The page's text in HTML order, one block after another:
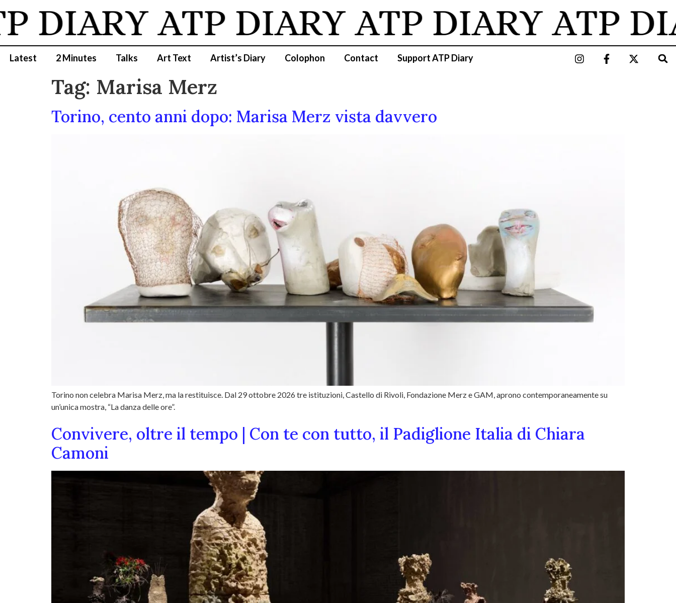
ATP DIARY ATP DIARY ATP
Latest 2 Minutes Talks Art Text Artist’s Diary Colophon Contact Support ATP Diary
Tag: Marisa Merz
Torino, cento anni dopo: Marisa Merz vista davvero
Torino non celebra Marisa Merz, ma la restituisce. Dal 29 ottobre 2026 tre istituzioni, Castello di Rivoli, Fondazione Merz e GAM, aprono contemporaneamente su
un’unica mostra, “La danza delle ore”.
Convivere, oltre il tempo | Con te con tutto, il Padiglione Italia di Chiara
Camoni